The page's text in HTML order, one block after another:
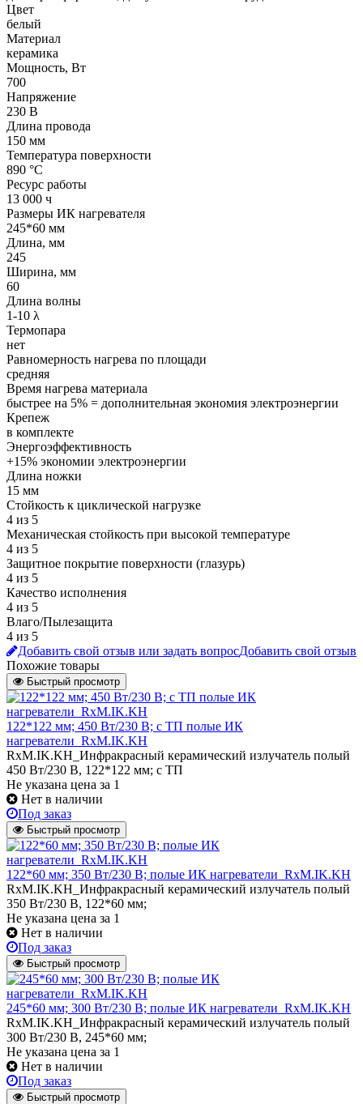
Цвет
белый
Материал
керамика
Мощность, Вт
700
Напряжение
230 В
Длина провода
150 мм
Температура поверхности
890 °С
Ресурс работы
13 000 ч
Размеры ИК нагревателя
245*60 мм
Длина, мм
245
Ширина, мм
60
Длина волны
1-10 λ
Термопара
нет
Равномерность нагрева по площади
средняя
Время нагрева материала
быстрее на 5% = дополнительная экономия электроэнергии
Крепеж
в комплекте
Энергоэффективность
+15% экономии электроэнергии
Длина ножки
15 мм
Стойкость к циклической нагрузке
4 из 5
Механическая стойкость при высокой температуре
4 из 5
Защитное покрытие поверхности (глазурь)
4 из 5
Качество исполнения
4 из 5
Влаго/Пылезащита
4 из 5
Добавить свой отзыв или задать вопросДобавить свой отзыв
Похожие товары
Быстрый просмотр
122*122 мм; 450 Вт/230 В; с ТП полые ИК
нагреватели_RxM.IK.KH
RxM.IK.KH_Инфракрасный керамический излучатель полый
450 Вт/230 В, 122*122 мм; с ТП
Не указана цена за 1
Нет в наличии
Под заказ
Быстрый просмотр
122*60 мм; 350 Вт/230 В; полые ИК нагреватели_RxM.IK.KH
RxM.IK.KH_Инфракрасный керамический излучатель полый
350 Вт/230 В, 122*60 мм;
Не указана цена за 1
Нет в наличии
Под заказ
Быстрый просмотр
245*60 мм; 300 Вт/230 В; полые ИК нагреватели_RxM.IK.KH
RxM.IK.KH_Инфракрасный керамический излучатель полый
300 Вт/230 В, 245*60 мм;
Не указана цена за 1
Нет в наличии
Под заказ
Быстрый просмотр